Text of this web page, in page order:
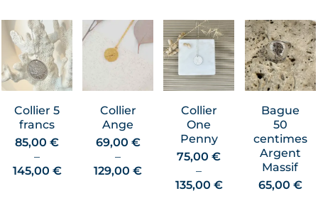
Collier 5
francs
85,00€
–
145,00 €Plage
Collier
Ange
69,00 €
–
129,00€Plage
Collier
One
Penny
75,00€
–
135,00 €Plage
Bague
50
centimes
Argent
Massif
65,00 €